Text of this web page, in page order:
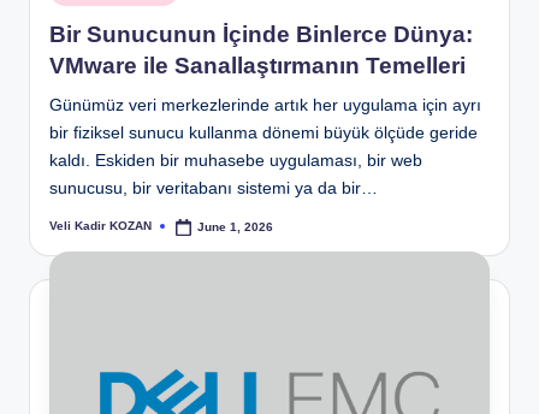
in
Bir Sunucunun İçinde Binlerce Dünya:
VMware ile Sanallaştırmanın Temelleri
Günümüz veri merkezlerinde artık her uygulama için ayrı
bir fiziksel sunucu kullanma dönemi büyük ölçüde geride
kaldı. Eskiden bir muhasebe uygulaması, bir web
sunucusu, bir veritabanı sistemi ya da bir…
Posted
Veli Kadir KOZAN June 1, 2026